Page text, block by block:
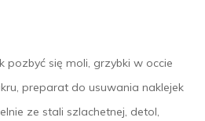
pozbyć się moli, grzybki w occie
preparat do usuwania naklejek
ze stali szlachetnej, detol,